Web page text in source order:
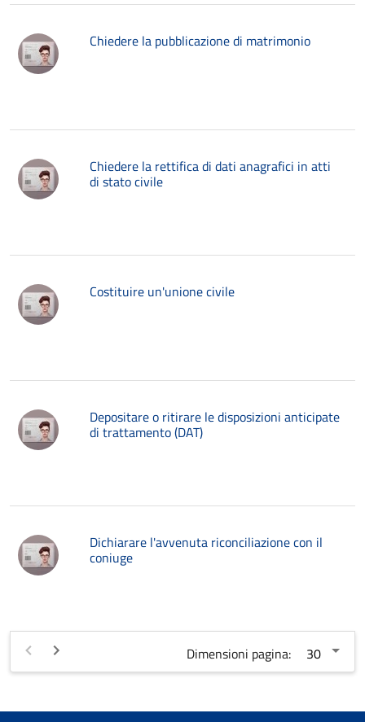
Chiedere la pubblicazione di matrimonio
Chiedere la rettifica di dati anagrafici in atti
di stato civile
Costituire un'unione civile
Depositare o ritirare le disposizioni anticipate
di trattamento (DAT)
Dichiarare l'avvenuta riconciliazione con il
coniuge
Dimensioni pagina: